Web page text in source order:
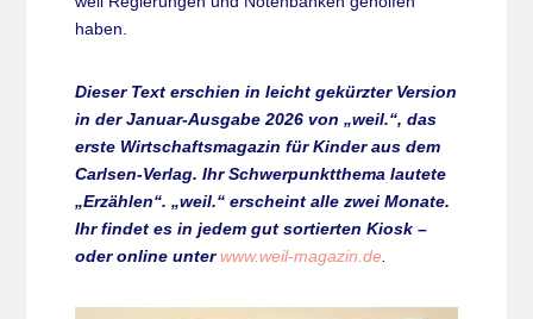
haben.
Dieser Text erschien in leicht gekürzter Version
in der Januar-Ausgabe 2026 von „weil.“, das
erste Wirtschaftsmagazin für Kinder aus dem
Carlsen-Verlag. Ihr Schwerpunktthema lautete
„Erzählen“. „weil.“ erscheint alle zwei Monate.
Ihr findet es in jedem gut sortierten Kiosk –
oder online unter www.weil-magazin.de.